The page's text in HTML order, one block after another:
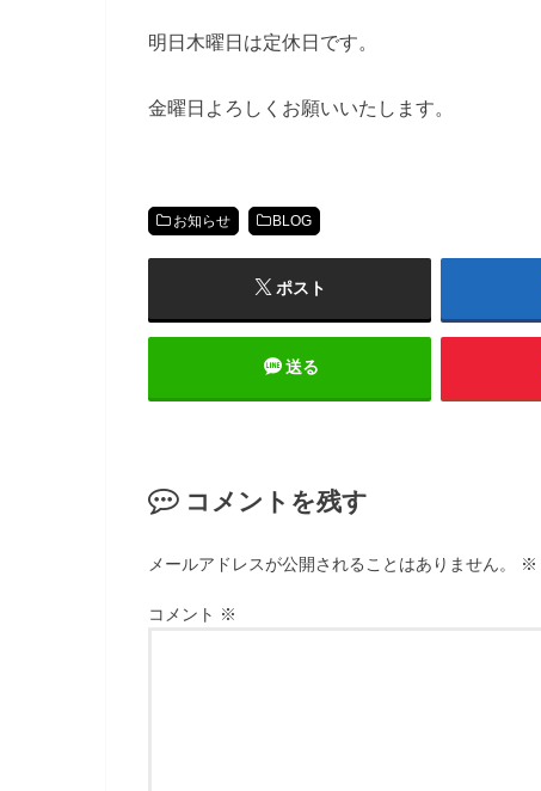
明日木曜日は定休日です。
金曜日よろしくお願いいたします。
お知らせ BLOG
ポスト
送る
コメントを残す
メールアドレスが公開されることはありません。 ※
コメント ※